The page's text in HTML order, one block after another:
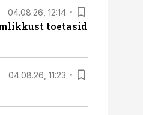
04.08.26, 12:14
toetasid
04.08.26, 11:23